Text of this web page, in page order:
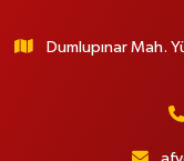
Dumlupınar Mah.